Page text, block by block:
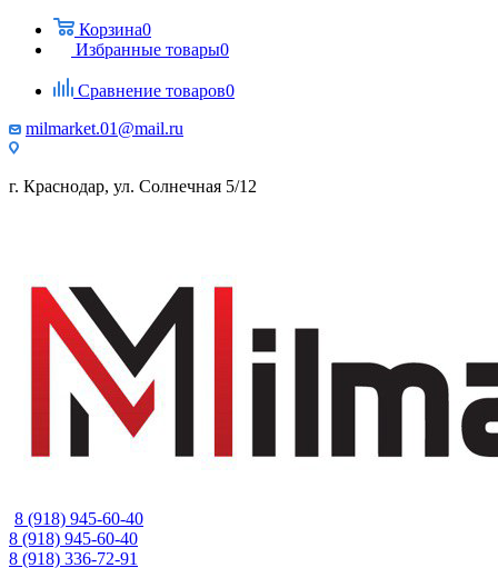
Корзина0
Избранные товары0
Сравнение товаров0
milmarket.01@mail.ru
г. Краснодар, ул. Солнечная 5/12
8 (918) 945-60-40
8 (918) 945-60-40
8 (918) 336-72-91